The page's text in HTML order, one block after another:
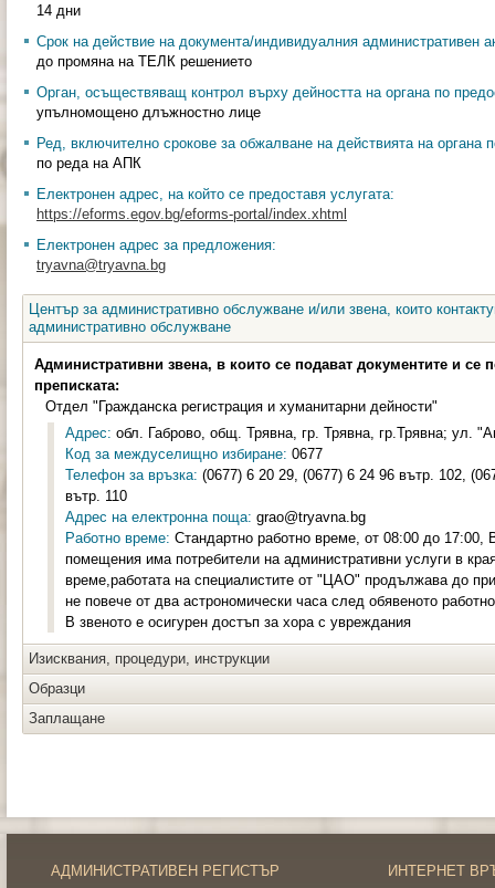
14 дни
Срок на действие на документа/индивидуалния административен
до промяна на ТЕЛК решението
Орган, осъществяващ контрол върху дейността на органа по
упълномощено длъжностно лице
Ред, включително срокове за обжалване на действията на органа
по реда на АПК
Електронен адрес, на който се предоставя услугата:
https://eforms.egov.bg/eforms-portal/index.xhtml
Електронен адрес за предложения:
tryavna@tryavna.bg
Център за административно обслужване и/или звена, които
административно обслужване
Административни звена, в които се подават документите и се
преписката:
Отдел "Гражданска регистрация и хуманитарни дейности"
Адрес: обл. Габрово, общ. Трявна, гр. Трявна, гр.Трявна; ул.
Код за междуселищно избиране: 0677
Телефон за връзка: (0677) 6 20 29, (0677) 6 24 96 вътр. 102,
вътр. 110
Адрес на електронна поща: grao@tryavna.bg
Работно време: Стандартно работно време, от 08:00 до 17:00,
помещения има потребители на административни услуги в
време,работата на специалистите от "ЦАО" продължава до
не повече от два астрономически часа след обявеното
В звеното е осигурен достъп за хора с увреждания
Изисквания, процедури, инструкции
Образци
Заплащане
АДМИНИСТРАТИВЕН РЕГИСТЪР ИНТЕРНЕТ